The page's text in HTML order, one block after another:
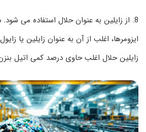
8. از زایلین به عنوان حلال استفاده می شود.
ایزومرها، اغلب از آن به عنوان زایلین یا
زایلین حلال اغلب حاوی درصد کمی اتیل